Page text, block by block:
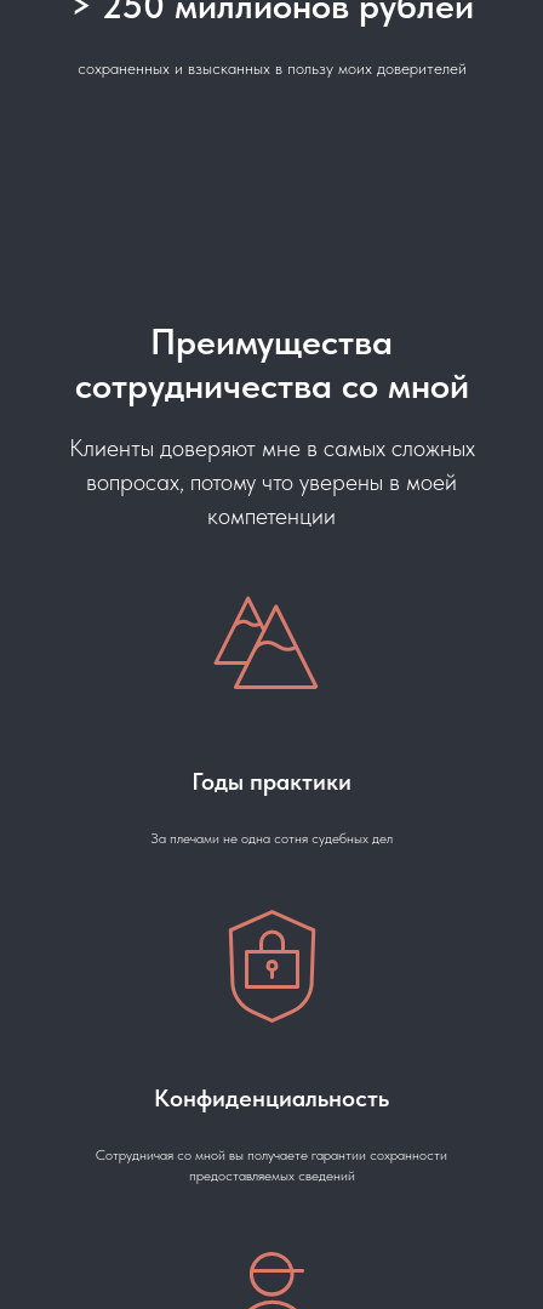
сохраненных и взысканных в пользу моих доверителей
Преимущества
сотрудничества со мной
Клиенты доверяют мне в самых сложных
вопросах, потому что уверены в моей
компетенции
Годы практики
За плечами не одна сотня судебных дел
Конфиденциальность
Сотрудничая со мной вы получаете гарантии сохранности
предоставляемых сведений